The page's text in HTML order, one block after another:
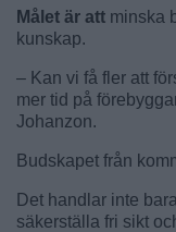
Målet är att minska
kunskap.
– Kan vi få fler att
mer tid på
Johanzon.
Budskapet från
Det handlar inte
säkerställa fri sikt